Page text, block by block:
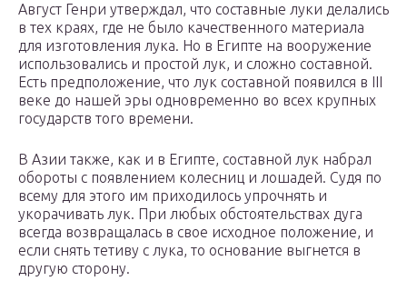
Август Генри утверждал, что составные луки делались
в тех краях, где не было качественного материала
для изготовления лука. Но в Египте на вооружение
использовались и простой лук, и сложно составной.
Есть предположение, что лук составной появился в III
веке до нашей эры одновременно во всех крупных
государств того времени.
В Азии также, как и в Египте, составной лук набрал
обороты с появлением колесниц и лошадей. Судя по
всему для этого им приходилось упрочнять и
укорачивать лук. При любых обстоятельствах дуга
всегда возвращалась в свое исходное положение, и
если снять тетиву с лука, то основание выгнется в
другую сторону.